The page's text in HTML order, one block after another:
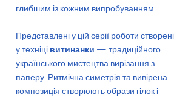
глибшим із кожним випробуванням.
Представлені у цій серії роботи створені
у техніці витинанки — традиційного
українського мистецтва вирізання з
паперу. Ритмічна симетрія та вивірена
композиція створюють образи гілок і